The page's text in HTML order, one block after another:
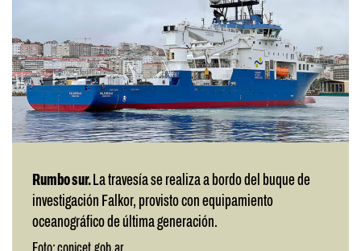
Rumbo sur. La travesía se realiza a bordo del buque de
investigación Falkor, provisto con equipamiento
oceanográfico de última generación.